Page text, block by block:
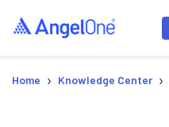
Home › Knowledge Center ›